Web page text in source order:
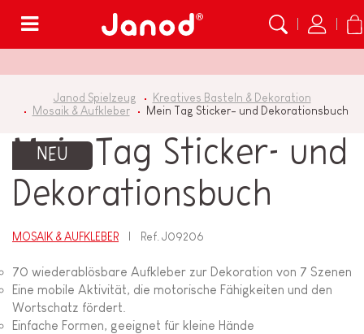
Janod Spielzeug
Kreatives Basteln & Dekoration
Mosaik & Aufkleber
Mein Tag Sticker- und Dekorationsbuch
NEU
Mein Tag Sticker- und
Dekorationsbuch
MOSAIK & AUFKLEBER Ref.J09206
70 wiederablösbare Aufkleber zur Dekoration von 7 Szenen
Eine mobile Aktivität, die motorische Fähigkeiten und den
Wortschatz fördert.
Einfache Formen, geeignet für kleine Hände